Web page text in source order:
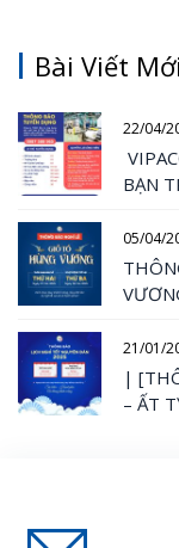
Bài Viết Mới
22/04/
BẠN
05/04/
21/01/
|
– ẤT